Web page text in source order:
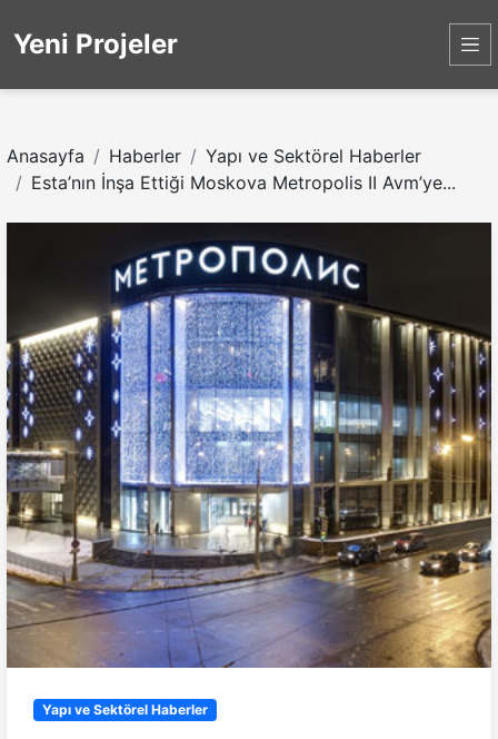
Yeni Projeler
Anasayfa Haberler
Yapı ve Sektörel Haberler
Esta’nın İnşa Ettiği Moskova Metropolis II Avm’ye...
Yapı ve Sektörel Haberler